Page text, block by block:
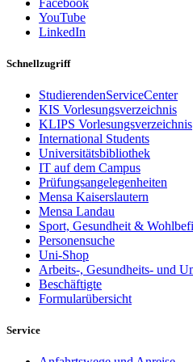
YouTube
LinkedIn
Schnellzugriff
StudierendenServiceCenter
KIS Vorlesungsverzeichnis
KLIPS Vorlesungsverzeichnis
International Students
Universitätsbibliothek
IT auf dem Campus
Prüfungsangelegenheiten
Mensa Kaiserslautern
Mensa Landau
Sport, Gesundheit &
Personensuche
Uni-Shop
Arbeits-, Gesundheits- und
Beschäftigte
Formularübersicht
Service